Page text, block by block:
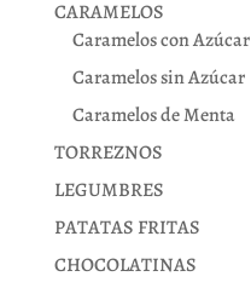
CARAMELOS
Caramelos con Azúcar
Caramelos sin Azúcar
Caramelos de Menta
TORREZNOS
LEGUMBRES
PATATAS FRITAS
CHOCOLATINAS